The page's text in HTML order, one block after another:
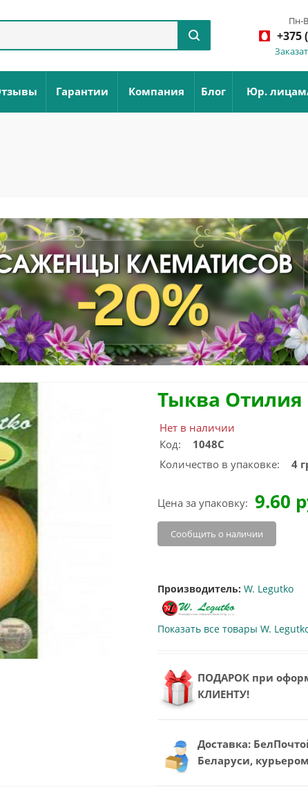
Пн-
+375
Гарантии Компания Блог Юр.
Тыква
Нет в наличии
Код:
1048С
Количество в упаковке:
4
Цена за упаковку: 9.60
Сообщить о наличии
Производитель: W. Legutko
Показать все товары W.
ПОДАРОК при
КЛИЕНТУ!
Доставка:
Беларуси,